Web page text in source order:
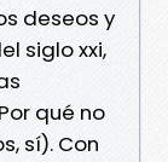
deseos y
siglo xxi,
qué no
sí). Con